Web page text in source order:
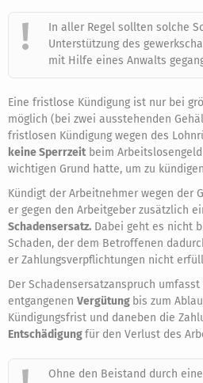
In aller Regel sollten solche
Unterstützung des
mit Hilfe eines Anwalts
Eine fristlose Kündigung ist nur bei
möglich (bei zwei ausstehenden
fristlosen Kündigung wegen des
keine Sperrzeitbeim
wichtigen Grund hatte, um zu
Kündigt der Arbeitnehmer wegen der
er gegen den Arbeitgeber zusätzlich
Schadensersatz. Dabei geht es nicht
Schaden, der dem Betroffenen
er Zahlungsverpflichtungen nicht
Der Schadensersatzanspruch
entgangenen Vergütung bis zum
Kündigungsfrist und daneben die
Entschädigungfür den Verlust des
Ohne den Beistand durch